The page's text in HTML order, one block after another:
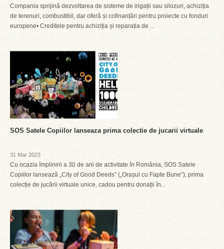
Compania sprijină dezvoltarea de sisteme de irigații sau silozuri, achiziția
de terenuri, combustibil, dar oferă și cofinanțări pentru proiecte cu fonduri
europene• Creditele pentru achiziția și reparația de ...
SOS Satele Copiilor lanseaza prima colectie de jucarii virtuale
31 Mar 2023
Cu ocazia împlinirii a 30 de ani de activitate în România, SOS Satele
Copiilor lansează „City of Good Deeds” („Orașul cu Fapte Bune”), prima
colecție de jucării virtuale unice, cadou pentru donații în...